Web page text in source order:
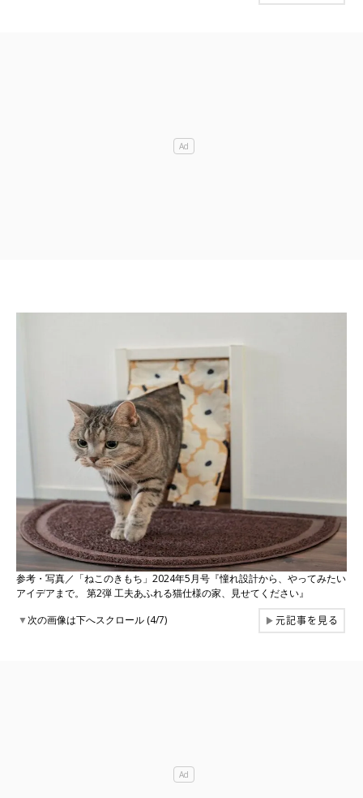
参考・写真／「ねこのきもち」2024年5月号『憧れ設計から、やってみたい
アイデアまで。 第2弾 工夫あふれる猫仕様の家、見せてください』
▼次の画像は下へスクロール (4/7) ▶元記事を見る